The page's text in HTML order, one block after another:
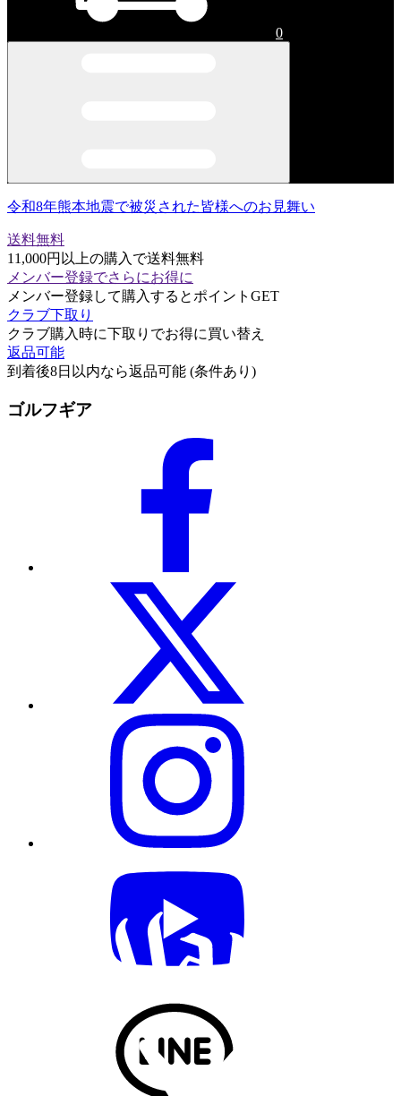
0
令和8年熊本地震で被災された皆様へのお見舞い
送料無料
11,000円以上の購入で送料無料
メンバー登録でさらにお得に
メンバー登録して購入するとポイントGET
クラブ下取り
クラブ購入時に下取りでお得に買い替え
返品可能
到着後8日以内なら返品可能 (条件あり)
ゴルフギア